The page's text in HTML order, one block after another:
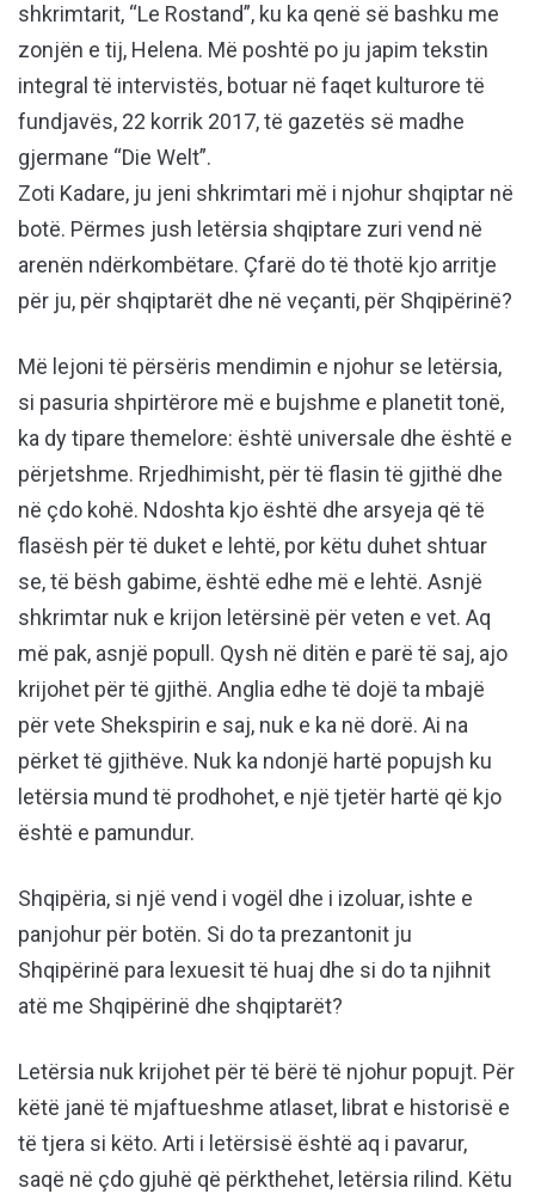
shkrimtarit, “Le Rostand”, ku ka qenë së bashku me
zonjën e tij, Helena. Më poshtë po ju japim tekstin
integral të intervistës, botuar në faqet kulturore të
fundjavës, 22 korrik 2017, të gazetës së madhe
gjermane “Die Welt”.
Zoti Kadare, ju jeni shkrimtari më i njohur shqiptar në
botë. Përmes jush letërsia shqiptare zuri vend në
arenën ndërkombëtare. Çfarë do të thotë kjo arritje
për ju, për shqiptarët dhe në veçanti, për Shqipërinë?
Më lejoni të përsëris mendimin e njohur se letërsia,
si pasuria shpirtërore më e bujshme e planetit tonë,
ka dy tipare themelore: është universale dhe është e
përjetshme. Rrjedhimisht, për të flasin të gjithë dhe
në çdo kohë. Ndoshta kjo është dhe arsyeja që të
flasësh për të duket e lehtë, por këtu duhet shtuar
se, të bësh gabime, është edhe më e lehtë. Asnjë
shkrimtar nuk e krijon letërsinë për veten e vet. Aq
më pak, asnjë popull. Qysh në ditën e parë të saj, ajo
krijohet për të gjithë. Anglia edhe të dojë ta mbajë
për vete Shekspirin e saj, nuk e ka në dorë. Ai na
përket të gjithëve. Nuk ka ndonjë hartë popujsh ku
letërsia mund të prodhohet, e një tjetër hartë që kjo
është e pamundur.
Shqipëria, si një vend i vogël dhe i izoluar, ishte e
panjohur për botën. Si do ta prezantonit ju
Shqipërinë para lexuesit të huaj dhe si do ta njihnit
atë me Shqipërinë dhe shqiptarët?
Letërsia nuk krijohet për të bërë të njohur popujt. Për
këtë janë të mjaftueshme atlaset, librat e historisë e
të tjera si këto. Arti i letërsisë është aq i pavarur,
saqë në çdo gjuhë që përkthehet, letërsia rilind. Këtu